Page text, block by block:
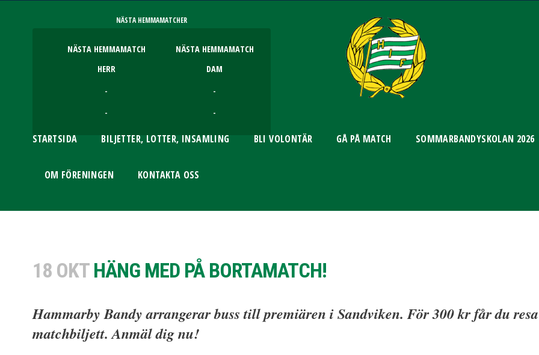
NÄSTA HEMMAMATCHER
NÄSTA HEMMAMATCH
HERR
-
-
NÄSTA HEMMAMATCH
DAM
-
-
STARTSIDA BILJETTER, LOTTER, INSAMLING BLI VOLONTÄR GÅ PÅ MATCH SOMMARBANDYSKOLAN 2026
OM FÖRENINGEN KONTAKTA OSS
18 OKTHÄNG MED PÅ BORTAMATCH!
Hammarby Bandy arrangerar buss till premiären i Sandviken. För 300 kr får du
matchbiljett. Anmäl dig nu!